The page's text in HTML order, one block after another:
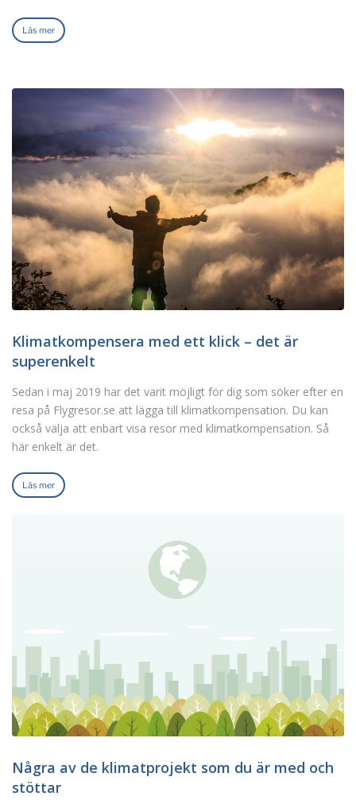
Läs mer
Klimatkompensera med ett klick – det är
superenkelt
Sedan i maj 2019 har det varit möjligt för dig som söker efter en
resa på Flygresor.se att lägga till klimatkompensation. Du kan
också välja att enbart visa resor med klimatkompensation. Så
här enkelt är det.
Läs mer
Några av de klimatprojekt som du är med och
stöttar